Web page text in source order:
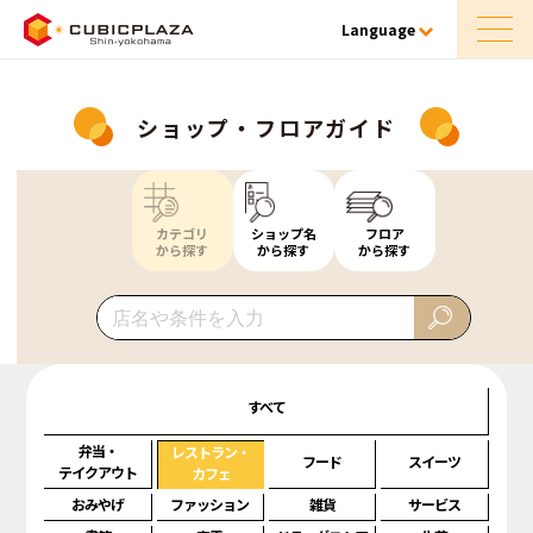
Language
ショップ・フロアガイド
カテゴリ
から探す
ショップ名
から探す
フロア
から探す
すべて
弁当・
テイクアウト
レストラン・
カフェ
フード スイーツ
おみやげ ファッション 雑貨
サービス